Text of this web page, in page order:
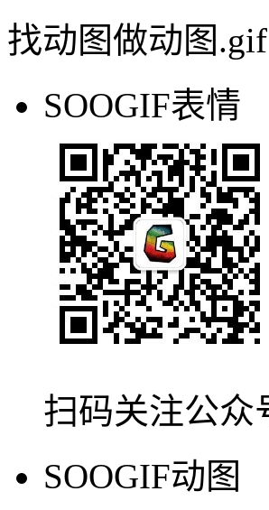
快速将视频转
找动图做动图.gif
SOOGIF表情